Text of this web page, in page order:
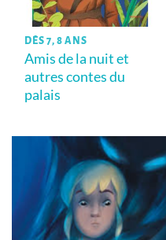
DÈS 7, 8 ANS
Amis de la nuit et
autres contes du
palais